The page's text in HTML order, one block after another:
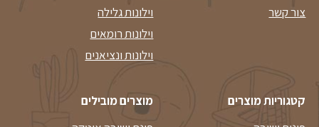
צור קשר
וילונות גלילה
וילונות רומאים
וילונות ונציאנים
קטגוריות מוצרים
מוצרים מובילים